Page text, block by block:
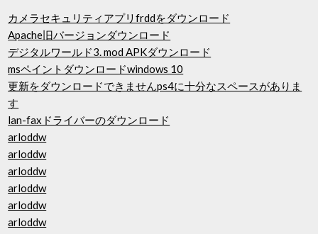
カメラセキュリティアプリfrddをダウンロード
Apache旧バージョンダウンロード
デジタルワールド3. mod APKダウンロード
msペイントダウンロードwindows 10
更新をダウンロードできませんps4に十分なスペースがありま
す
lan-faxドライバーのダウンロード
arloddw
arloddw
arloddw
arloddw
arloddw
arloddw